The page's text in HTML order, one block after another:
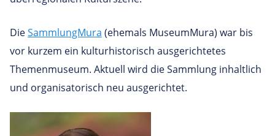
DieSammlungMura (ehemals MuseumMura) war bis
vor kurzem ein kulturhistorisch ausgerichtetes
Themenmuseum. Aktuell wird die Sammlung inhaltlich
und organisatorisch neu ausgerichtet.